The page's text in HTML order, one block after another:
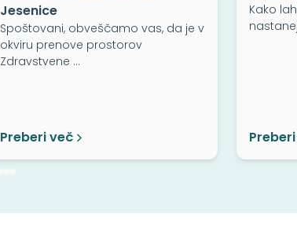
Jesenice
Spoštovani, obveščamo vas, da je v
okviru prenove prostorov
Zdravstvene …
Preberi več
Kako